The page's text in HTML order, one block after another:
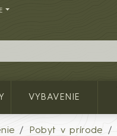
VYBAVENIE
Pobyt v prírode